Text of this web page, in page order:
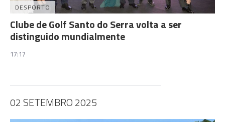
DESPORTO
Clube de Golf Santo do Serra volta a ser
distinguido mundialmente
17:17
02 SETEMBRO 2025